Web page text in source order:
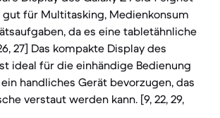
für Multitasking, Medienkonsum
da es eine tabletähnliche
27] Das kompakte Display des
ideal für die einhändige Bedienung
handliches Gerät bevorzugen, das
verstaut werden kann. [9, 22, 29,